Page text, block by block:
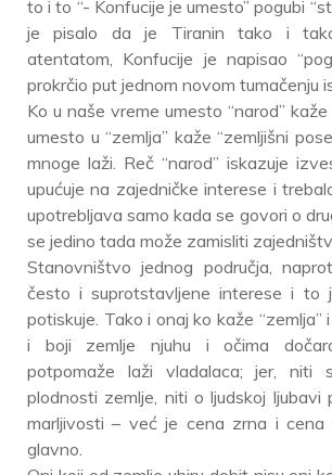
to i to “- Konfucije je umesto” pogubi
je pisalo da je Tiranin tako i
atentatom, Konfucije je napisao
prokrčio put jednom novom tumačenju
Ko u naše vreme umesto “narod” kaže
umesto u “zemlja” kaže “zemljišni
mnoge laži. Reč “narod” iskazuje
upućuje na zajedničke interese i
upotrebljava samo kada se govori o
se jedino tada može zamisliti
Stanovništvo jednog područja,
često i suprotstavljene interese i to
potiskuje. Tako i onaj ko kaže “zemlja”
i boji zemlje njuhu i očima
potpomaže laži vladalaca; jer, niti
plodnosti zemlje, niti o ljudskoj ljubavi
marljivosti – već je cena zrna i
glavno.